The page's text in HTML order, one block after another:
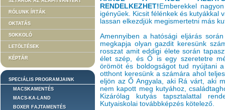
RÓLUNK ÍRTÁK
OKTATÁS
SOKKOLÓ
LETÖLTÉSEK
KÉPTÁR
SPECIÁLIS PROGRAMJAINK
MACSKAMENTÉS
MACS-KA-LAND
BOXER FAJTAMENTÉS
RENDELKEZHET! Emberekkel
igényűek. Kicsit félénkek és kutyákkal
lassan elkezdjük megismertetni más
Amennyiben a hatósági eljárás
megkapja olyan gazdit keresünk
rosszat amit eddigi élete során
élet szép, és Ő is egy szeretetre
örömöt és boldogságot tud nyújtani
otthont keresünk a számára ahol
eljön az Ő Angyala, aki Rá várt, aki
nem kapott meg kutyához,
Kizárólag kutyás tapsztalattal
Kutyaiskolai továbbképzés kötelező.